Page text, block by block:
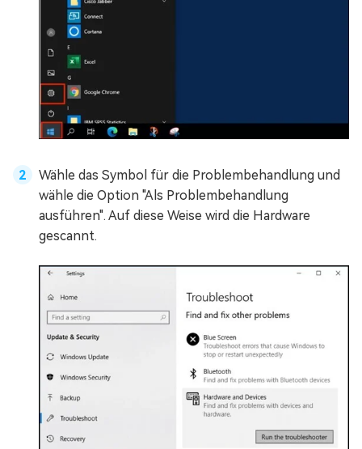
Wähle das Symbol für die Problembehandlung und
wähle die Option "Als Problembehandlung
ausführen". Auf diese Weise wird die Hardware
gescannt.